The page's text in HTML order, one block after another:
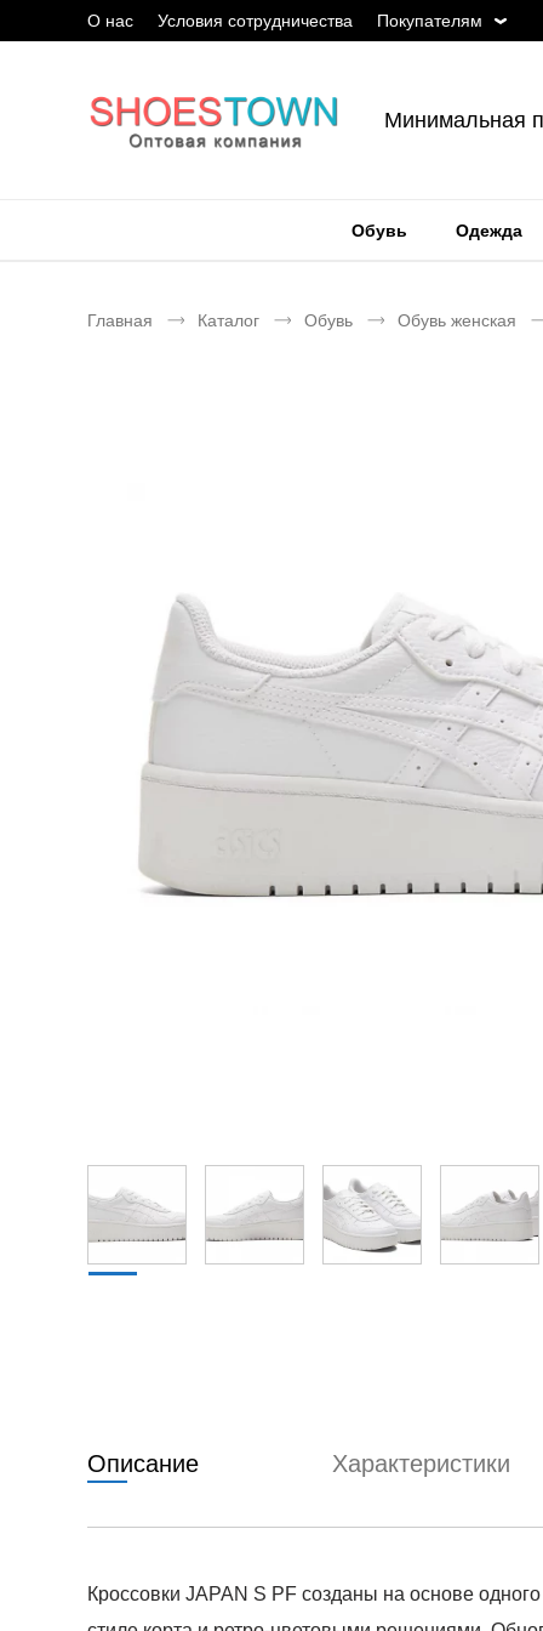
О нас Условия сотрудничества Покупателям
Минимальная
Обувь Одежда
Главная Каталог Обувь Обувь женская
Описание Характеристики
Кроссовки JAPAN S PF созданы на основе